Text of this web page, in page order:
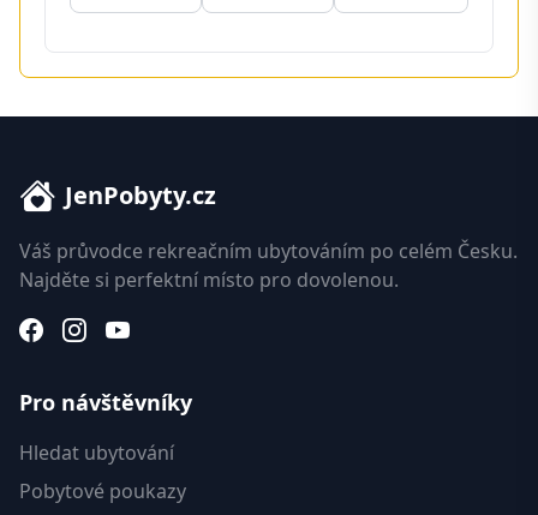
JenPobyty.cz
Váš průvodce rekreačním ubytováním po celém Česku.
Najděte si perfektní místo pro dovolenou.
Pro návštěvníky
Hledat ubytování
Pobytové poukazy